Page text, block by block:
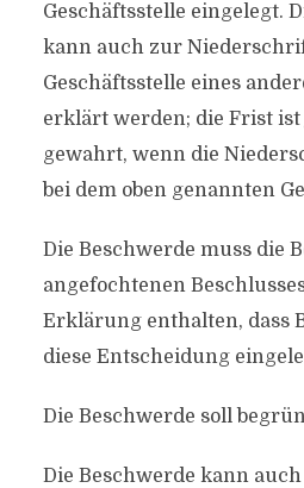
Geschäftsstelle eingelegt.
kann auch zur
Geschäftsstelle eines
erklärt werden; die Frist
gewahrt, wenn die
bei dem oben genannten
Die Beschwerde muss die
angefochtenen
Erklärung enthalten, dass
diese Entscheidung
Die Beschwerde soll
Die Beschwerde kann